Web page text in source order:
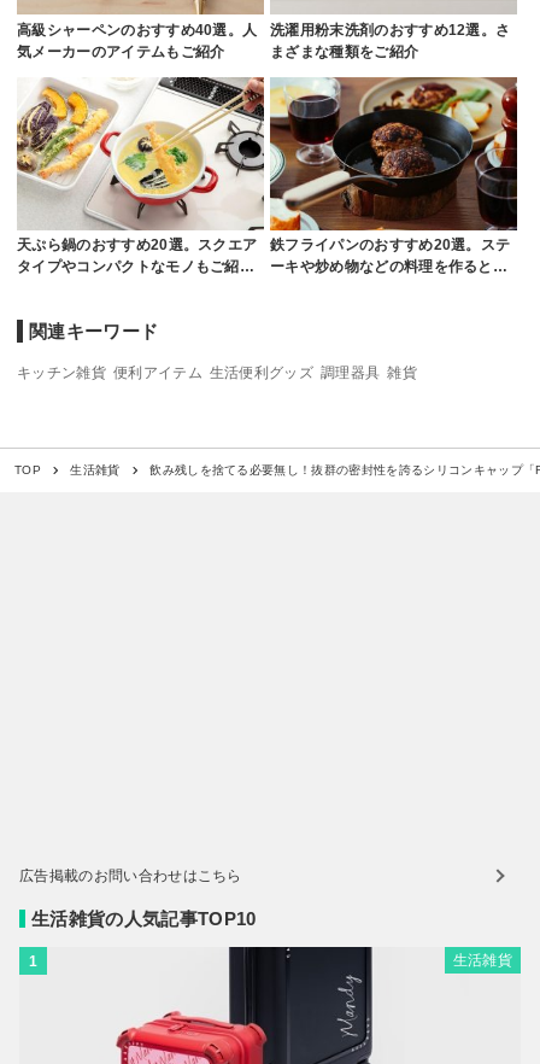
高級シャーペンのおすすめ40選。人
気メーカーのアイテムもご紹介
洗濯用粉末洗剤のおすすめ12選。さ
まざまな種類をご紹介
天ぷら鍋のおすすめ20選。スクエア
タイプやコンパクトなモノもご紹…
鉄フライパンのおすすめ20選。ステ
ーキや炒め物などの料理を作ると…
関連キーワード
キッチン雑貨 便利アイテム 生活便利グッズ 調理器具 雑貨
TOP 生活雑貨 飲み残しを捨てる必要無し！抜群の密封性を誇るシリコンキャップ
広告掲載のお問い合わせはこちら
生活雑貨の人気記事TOP10
1 生活雑貨